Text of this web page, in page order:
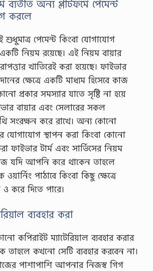
ব্যতীত অন্য প্লাটফর্মে পেমেন্ট
করলে
শুধুমাত্র পেমেন্ট কিংবা যোগাযোগ
একটি নিয়ম রয়েছে। এই নিয়ম বায়ার
খাতিরেই করা হয়েছে। ফাইভার
ক্ষেত্রে একটি মাধ্যম হিসেবে কাজ
প্রকার সমস্যার যাতে সৃষ্টি না হয়ে
বায়ার এবং সেলারের সকল
সংরক্ষন করে রাখে। অন্য কোনো
যোগাযোগ স্থাপন করা কিংবা কোনো
ফাইভার টার্ম এবং সার্ভিসের নিয়ম
যদি আপনি করে থাকেন তাহলে
পাঠাবে কিংবা কিছু ক্ষেত্রে
করে দিতে পারে।
ব্যবহার করা
কপিরাইট ম্যাটেরিয়াল ব্যবহার করার
তাহলে কখনো সেটি ব্যবহার করবেন না।
পাশাপাশি আপনার নিজস্ব গিগ